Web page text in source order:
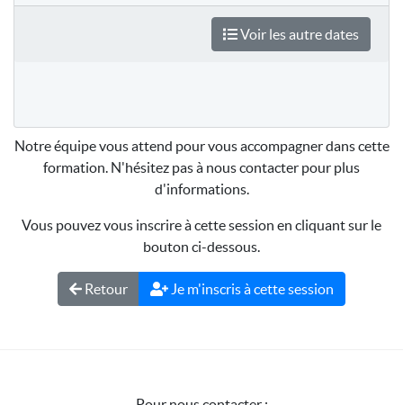
Voir les autre dates
Notre équipe vous attend pour vous accompagner dans cette
formation. N'hésitez pas à nous contacter pour plus
d'informations.
Vous pouvez vous inscrire à cette session en cliquant sur le
bouton ci-dessous.
Retour Je m'inscris à cette session